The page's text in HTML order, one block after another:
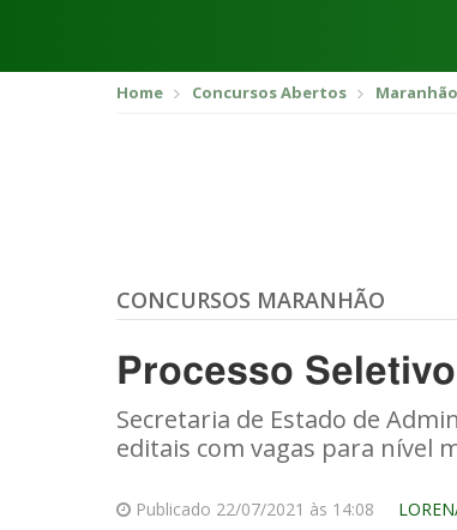
Home Concursos Abertos Maranhão
CONCURSOS MARANHÃO
Processo
Secretaria de Estado de
editais com vagas para nível
Publicado 22/07/2021 às 14:08